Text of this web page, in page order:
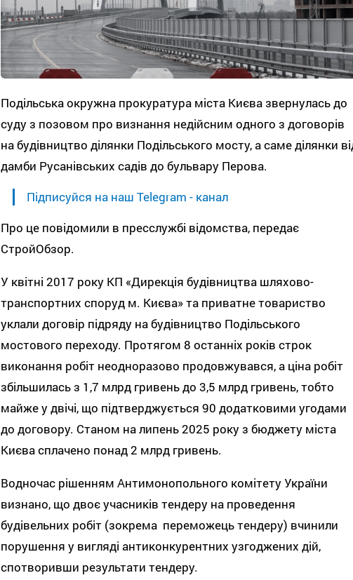
Подільська окружна прокуратура міста Києва звернулась до
суду з позовом про визнання недійсним одного з договорів
на будівництво ділянки Подільського мосту, а саме ділянки
дамби Русанівських садів до бульвару Перова.
Підписуйся на наш Telegram - канал
Про це повідомили в пресслужбі відомства, передає
СтройОбзор.
У квітні 2017 року КП «Дирекція будівництва шляхово-
транспортних споруд м. Києва» та приватне товариство
уклали договір підряду на будівництво Подільського
мостового переходу. Протягом 8 останніх років строк
виконання робіт неодноразово продовжувався, а ціна робіт
збільшилась з 1,7 млрд гривень до 3,5 млрд гривень, тобто
майже у двічі, що підтверджується 90 додатковими угодами
до договору. Станом на липень 2025 року з бюджету міста
Києва сплачено понад 2 млрд гривень.
Водночас рішенням Антимонопольного комітету України
визнано, що двоє учасників тендеру на проведення
будівельних робіт (зокрема переможець тендеру) вчинили
порушення у вигляді антиконкурентних узгоджених дій,
спотворивши результати тендеру.